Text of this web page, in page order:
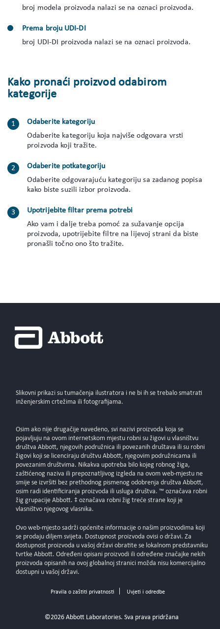
broj modela proizvoda nalazi se na oznaci proizvoda.
Prema broju UDI-DI
broj UDI-DI proizvoda nalazi se na oznaci proizvoda.
Kako pronaći proizvod odabirom
kategorije
Odaberite kategoriju
Odaberite kategoriju koja najviše odgovara vrsti
proizvoda koji tražite.
Odaberite potkategoriju
Odaberite odgovarajuću kategoriju sa zadanog popisa
kako biste suzili izbor proizvoda.
Upotrijebite filtar prema potrebi
Ako vam i dalje treba pomoć za sužavanje opcija
proizvoda, upotrijebite filtre na lijevoj strani da biste
pronašli točno ono što tražite.
Slikovni prikazi su tumačenja ilustratora i ne bi ih se trebalo smatrati
inženjerskim crtežima ili fotografijama.
Osim ako nije drugačije navedeno, svi nazivi proizvoda koja se
pojavljuju na ovom internetskom mjestu robni su žigovi u vlasništvu
društva Abbott, njegovih podružnica ili povezanih društava ili su robni
žigovi koji se licenciraju društvu Abbott, njegovim podružnicama ili
povezanim društvima. Nikakva upotreba bilo kojeg robnog žiga,
zaštićenog naziva ili prepoznatljivog izgleda na ovom web-mjestu ne
smije se izvršiti bez prethodnog pismenog odobrenja društva Abbott,
osim radi identificiranja proizvoda ili usluga društva. ™ označava robni
žig grupacije Abbott. ‡ označava robni žig treće strane koji je
vlasništvo njegovog vlasnika.
Ovo web-mjesto sadrži općenite informacije o našim proizvodima koji
se prodaju diljem svijeta. Dostupnost proizvoda ovisi o državi. Za
dostupnost proizvoda u vašoj državi obratite se lokalnom predstavniku
tvrtke Abbott. Određeni opisani proizvodi ili određene značajke nekih
proizvoda opisanih na ovoj globalnoj stranici možda nisu komercijalno
dostupni u vašoj državi.
Pravila o zaštiti privatnosti Uvjeti i odredbe
©2026 Abbott Laboratories. Sva prava pridržana